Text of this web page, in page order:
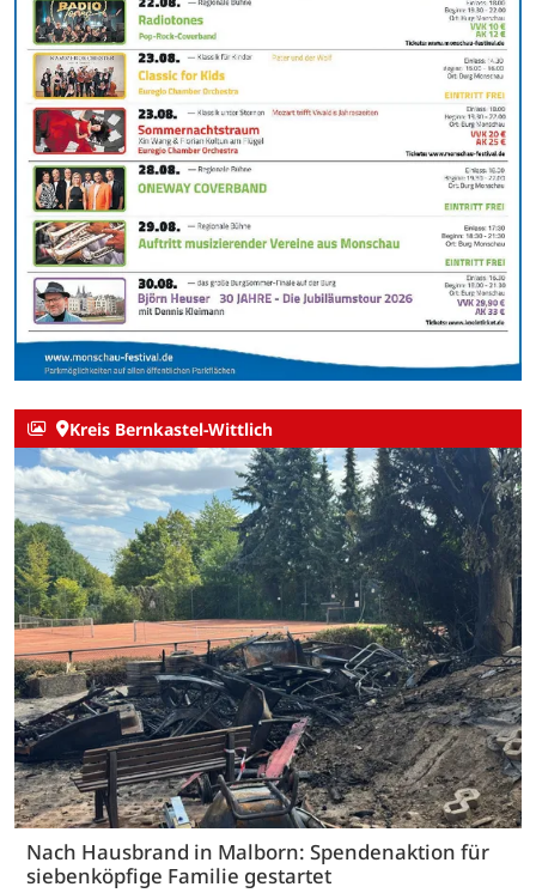
Kreis Bernkastel-Wittlich
Nach Hausbrand in Malborn: Spendenaktion für
siebenköpfige Familie gestartet